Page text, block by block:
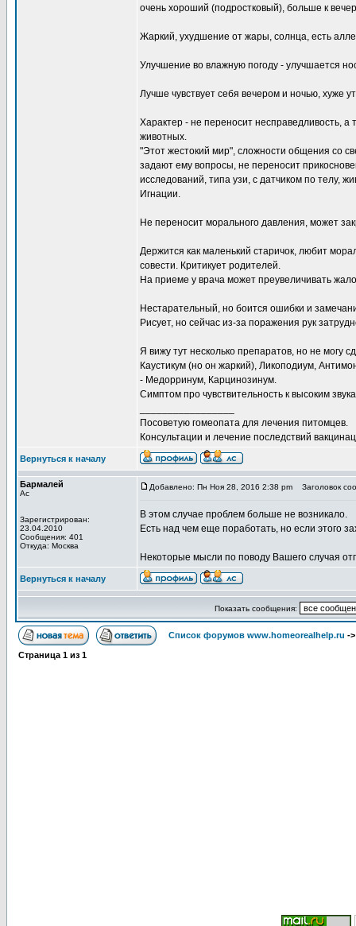
очень хороший (подростковый), больше к
Жаркий, ухудшение от жары, солнца, есть
Улучшение во влажную погоду - улучшается
Лучше чувствует себя вечером и ночью, хуже
Характер - не переносит несправедливость,
животных.
"Этот жестокий мир", сложности общения со
задают ему вопросы, не переносит
исследований, типа узи, с датчиком по телу,
Игнации.
Не переносит морального давления, может
Держится как маленький старичок, любит
совести. Критикует родителей.
На приеме у врача может преувеличивать
Нестарательный, но боится ошибки и
Рисует, но сейчас из-за поражения рук
Я вижу тут несколько препаратов, но не могу
Каустикум (но он жаркий), Ликоподиум,
- Медорринум, Карцинозинум.
Симптом про чувствительность к высоким
Посоветую гомеопата для лечения питомцев.
Консультации и лечение последствий
Вернуться к началу
Бармалей
Ас
Зарегистрирован:
23.04.2010
Сообщения: 401
Откуда: Москва
Добавлено: Пн Ноя 28, 2016 2:38 pm Заголовок
В этом случае проблем больше не возникало.
Есть над чем еще поработать, но если этого
Некоторые мысли по поводу Вашего случая
Вернуться к началу
Показать сообщения:
Список форумов www.homeorealhelp.ru -
Страница 1 из 1